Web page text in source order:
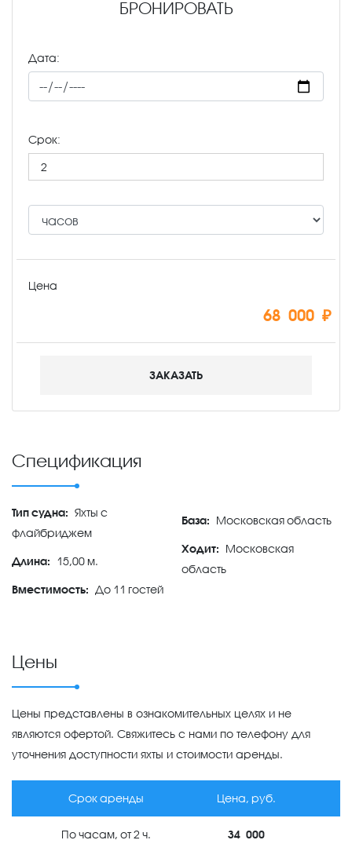
БРОНИРОВАТЬ
Дата:
Срок:
Цена
68 000 ₽
ЗАКАЗАТЬ
Спецификация
Тип судна: Яхты с
флайбриджем
Длина: 15,00 м.
Вместимость: До 11 гостей
База: Московская область
Ходит: Московская
область
Цены
Цены представлены в ознакомительных целях и не
являются офертой. Свяжитесь с нами по телефону для
уточнения доступности яхты и стоимости аренды.
Срок аренды Цена, руб.
По часам, от 2 ч. 34 000